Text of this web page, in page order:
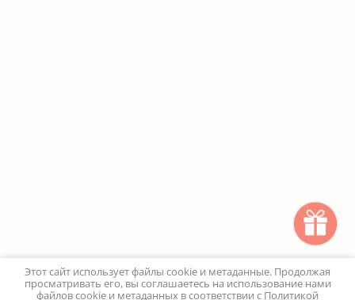
Этот сайт использует файлы cookie и метаданные. Продолжая
просматривать его, вы соглашаетесь на использование нами
файлов cookie и метаданных в соответствии с Политикой